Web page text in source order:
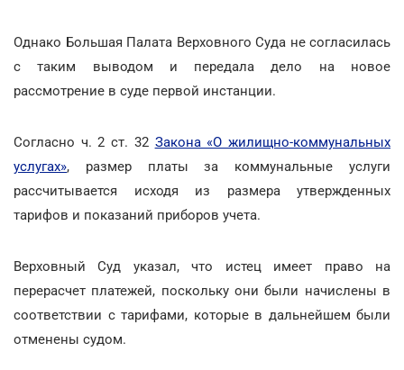
Однако Большая Палата Верховного Суда не согласилась
с таким выводом и передала дело на новое
рассмотрение в суде первой инстанции.
Согласно ч. 2 ст. 32 Закона «О жилищно-коммунальных
услугах», размер платы за коммунальные услуги
рассчитывается исходя из размера утвержденных
тарифов и показаний приборов учета.
Верховный Суд указал, что истец имеет право на
перерасчет платежей, поскольку они были начислены в
соответствии с тарифами, которые в дальнейшем были
отменены судом.